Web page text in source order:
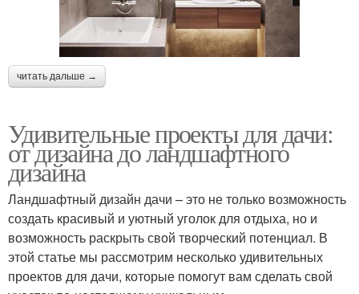
читать дальше →
Удивительные проекты для дачи:
от дизайна до ландшафтного
дизайна
Ландшафтный дизайн дачи – это не только возможность
создать красивый и уютный уголок для отдыха, но и
возможность раскрыть свой творческий потенциал. В
этой статье мы рассмотрим несколько удивительных
проектов для дачи, которые помогут вам сделать свой